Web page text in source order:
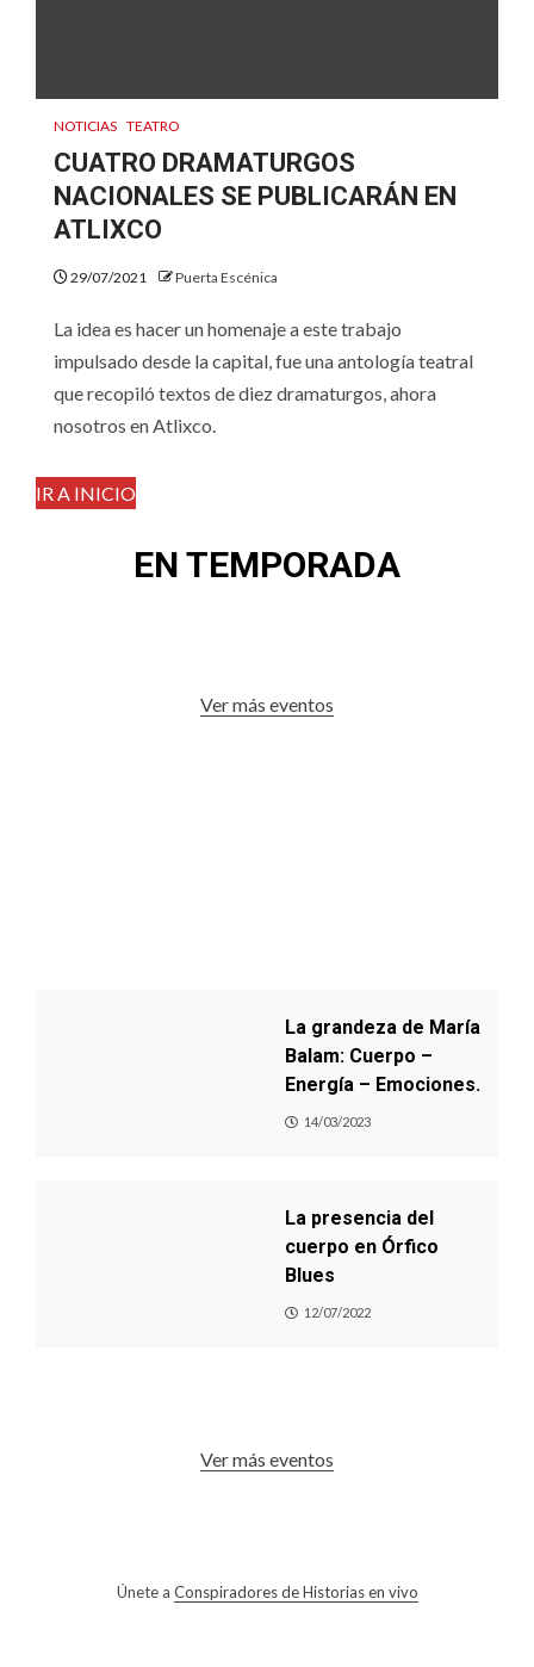
NOTICIAS TEATRO
CUATRO DRAMATURGOS
NACIONALES SE PUBLICARÁN EN
ATLIXCO
29/07/2021 Puerta Escénica
La idea es hacer un homenaje a este trabajo
impulsado desde la capital, fue una antología teatral
que recopiló textos de diez dramaturgos, ahora
nosotros en Atlixco.
IR A INICIO
EN TEMPORADA
Ver más eventos
La grandeza de María
Balam: Cuerpo –
Energía – Emociones.
14/03/2023
La presencia del
cuerpo en Órfico
Blues
12/07/2022
Ver más eventos
Únete a Conspiradores de Historias en vivo